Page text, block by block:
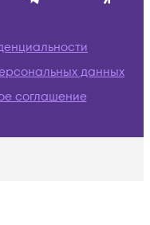
данных
соглашение